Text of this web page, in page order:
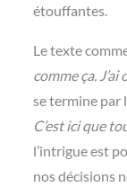
étouffantes.
Le texte
comme ça.
se termine par
C’est ici que
l’intrigue est
nos décisions